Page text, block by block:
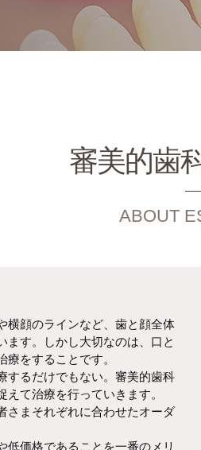
審美的歯
ABOUT
横顔のラインなど、歯と顔全体
ます。しかし大切なのは、口と
をすることです。
するだけでもない。審美的歯科
て治療を行っていきます。
さまそれぞれに合わせたオーダ
価格であることを一番のメリ